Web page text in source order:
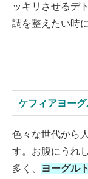
ッキリさせるデ
調を整えたい時
ケフィアヨーグ
色々な世代から
す。お腹にうれ
多く、
ヨーグル